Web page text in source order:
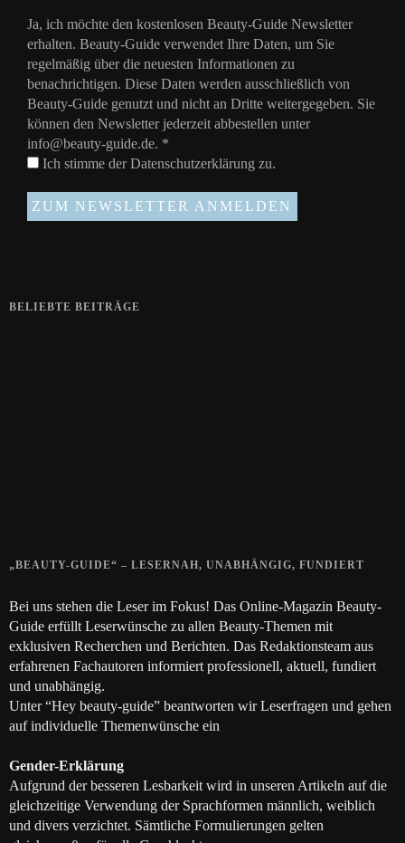
Ja, ich möchte den kostenlosen Beauty-Guide Newsletter
erhalten. Beauty-Guide verwendet Ihre Daten, um Sie
regelmäßig über die neuesten Informationen zu
benachrichtigen. Diese Daten werden ausschließlich von
Beauty-Guide genutzt und nicht an Dritte weitergegeben. Sie
können den Newsletter jederzeit abbestellen unter
info@beauty-guide.de. *
Ich stimme derDatenschutzerklärung zu.
BELIEBTE BEITRÄGE
„BEAUTY-GUIDE“ – LESERNAH, UNABHÄNGIG, FUNDIERT
Bei uns stehen die Leser im Fokus! Das Online-Magazin Beauty-
Guide erfüllt Leserwünsche zu allen Beauty-Themen mit
exklusiven Recherchen und Berichten. Das Redaktionsteam aus
erfahrenen Fachautoren informiert professionell, aktuell, fundiert
und unabhängig.
Unter “Hey beauty-guide” beantworten wir Leserfragen und gehen
auf individuelle Themenwünsche ein
Gender-Erklärung
Aufgrund der besseren Lesbarkeit wird in unseren Artikeln auf die
gleichzeitige Verwendung der Sprachformen männlich, weiblich
und divers verzichtet. Sämtliche Formulierungen gelten